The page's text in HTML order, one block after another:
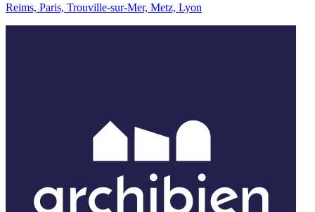
Reims, Paris, Trouville-sur-Mer, Metz, Lyon